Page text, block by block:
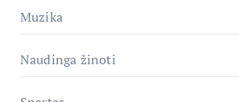
Muzika
Naudinga žinoti